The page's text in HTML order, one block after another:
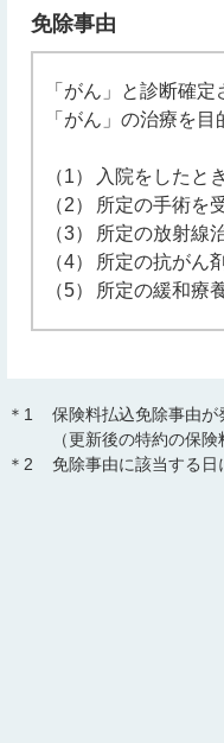
免除事由
「がん」と診断確
「がん」の治療を
（1）
入院をしたとき
（2）
所定の手術を
（3）
所定の放射線
（4）
所定の抗がん
（5）
所定の緩和療
＊1
保険料払込免除事由
（更新後の特約の保
＊2
免除事由に該当する日